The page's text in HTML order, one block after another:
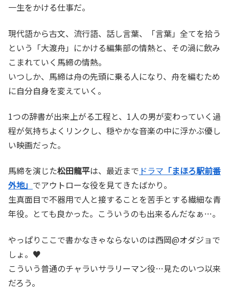
一生をかける仕事だ。
現代語から古文、流行語、話し言葉、「言葉」全てを拾う
という「大渡舟」にかける編集部の情熱と、その渦に飲み
こまれていく馬締の情熱。
いつしか、馬締は舟の先頭に乗る人になり、舟を編むため
に自分自身を変えていく。
1つの辞書が出来上がる工程と、1人の男が変わっていく過
程が気持ちよくリンクし、穏やかな音楽の中に浮かぶ優し
い映画だった。
馬締を演じた松田龍平は、最近まで ドラマ 「まほろ駅前番
外地」 でアウトローな役を見てきたばかり。
生真面目で不器用で人と接することを苦手とする繊細な青
年役。とても良かった。こういうのも出来るんだなぁ…。
やっぱりここで書かなきゃならないのは西岡@オダジョで
しょ。♥
こういう普通のチャラいサラリーマン役…見たのいつ以来
だろう。